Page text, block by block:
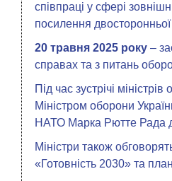
співпраці у сфері
посилення
20 травня 2025 року –
справах та з питань
Під час зустрічі
Міністром оборони
НАТО Марка Рютте Рада
Міністри також
«Готовність 2030» та